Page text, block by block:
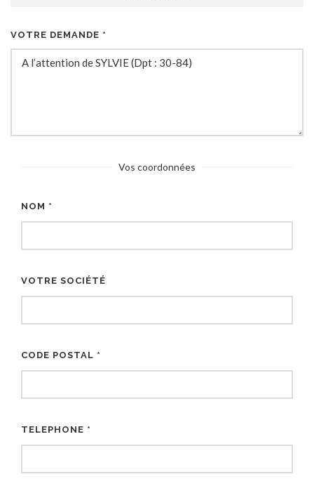
VOTRE DEMANDE *
Vos coordonnées
NOM *
VOTRE SOCIÉTÉ
CODE POSTAL *
TELEPHONE *